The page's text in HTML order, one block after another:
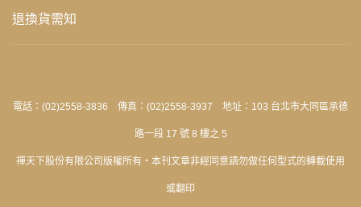
退換貨需知
電話：(02)2558-3836 傳真：(02)2558-3937 地址：103 台北市大同區承德
路一段 17 號 8 樓之 5
禪天下股份有限公司版權所有‧本刊文章非經同意請勿做任何型式的轉載使用
或翻印